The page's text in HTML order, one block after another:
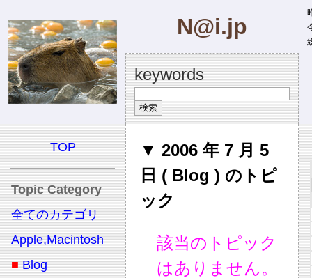
N@i.jp
keywords
TOP
Topic Category
全てのカテゴリ
Apple,Macintosh
■ Blog
▼ 2006 年 7 月 5
日 ( Blog ) のトピ
ック
該当のトピック
はありません。